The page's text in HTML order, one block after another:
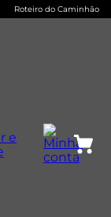
Roteiro do Caminhão